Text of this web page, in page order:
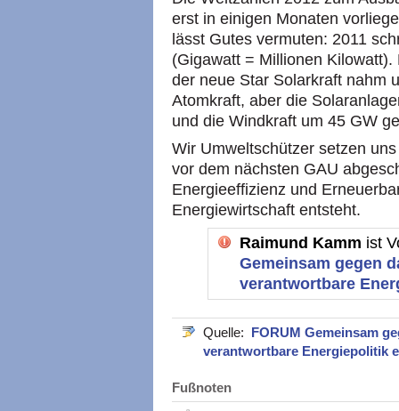
erst in einigen Monaten
lässt Gutes vermuten: 2011
(Gigawatt = Millionen
der neue Star Solarkraft nahm
Atomkraft, aber die
und die Windkraft um 45 GW
Wir Umweltschützer setzen
vor dem nächsten GAU
Energieeffizienz und
Energiewirtschaft entsteht.
Raimund Kamm ist
Gemeinsam gegen
verantwortbare
Quelle: FORUM Gemeinsam
verantwortbare Energiepolitik
Fußnoten